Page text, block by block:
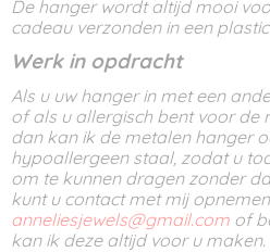
De hanger wordt altijd mooi
cadeau verzonden in een
Werk in opdracht
Als u uw hanger in met een
of als u allergisch bent voor de
dan kan ik de metalen hanger
hypoallergeen staal, zodat u
om te kunnen dragen zonder
kunt u contact met mij opnemen
anneliesjewels@gmail.com of
kan ik deze altijd voor u maken.